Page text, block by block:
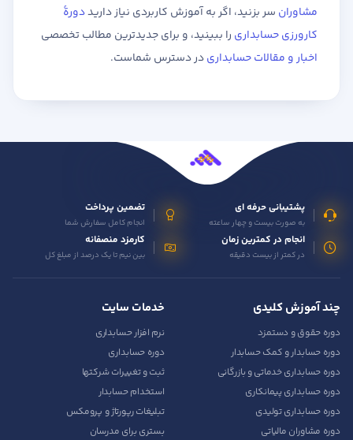
مشاوران سر بزنید، اگر به آموزش کاربردی نیاز داریددورهٔ
کارورزی حسابداری را ببینید، و برای جدیدترین مطالب تخصصی
اخبار و مقالات حسابداریدر دسترس شماست.
پشتیبانی حرفه ای
به صورت بیست و چهار ساعته
تضمین پرداخت
انجام کامل سفارش شما
انجام در کمترین زمان
در کمتر از بیست دقیقه
کارمزد منصفانه
بین نیم تا یک درصد از مبلغ کل
چند آموزش کلیدی
دوره حقوق و دستمزد
دوره حسابدار و کمک حسابدار
دوره حسابداری خدماتی و بازرگانی
دوره حسابداری پیمانکاری
دوره حسابداری تولیدی
دوره مشاوران مالیاتی
خدمات سایت
نرم افزار حسابداری
دوره حسابداری
ثبت و تغییرات شرکتها
استخدام حسابدار
تبلیغات رپورتاژ و پرومکس
بستری برای مدرسان